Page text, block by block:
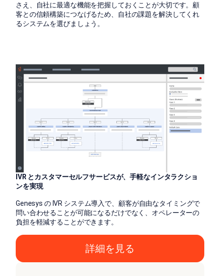
さえ、自社に最適な機能を把握しておくことが大切です。顧
客との信頼構築につなげるため、自社の課題を解決してくれ
るシステムを選びましょう。
IVR とカスタマーセルフサービスが、手軽なインタラクショ
ンを実現
Genesys の IVR システム導入で、顧客が自由なタイミングで
問い合わせることが可能になるだけでなく、オペレーターの
負担を軽減することができます。
詳細を見る